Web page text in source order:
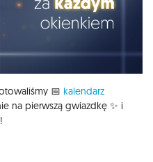
📅 kalendarz
na pierwszą gwiazdkę ✨ i